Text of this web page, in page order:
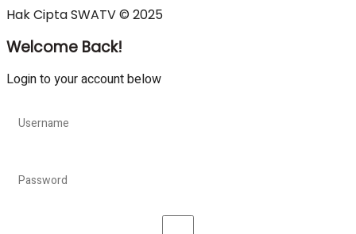
Hak Cipta SWATV © 2025
Welcome Back!
Login to your account below